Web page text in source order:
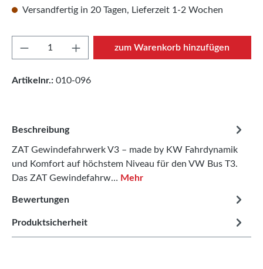
Versandfertig in 20 Tagen, Lieferzeit 1-2 Wochen
Produkt Anzahl: Gib den gewünschten
zum Warenkorb hinzufügen
Artikelnr.: 010-096
Beschreibung
ZAT Gewindefahrwerk V3 – made by KW Fahrdynamik
und Komfort auf höchstem Niveau für den VW Bus T3.
Das ZAT Gewindefahrw… Mehr
Bewertungen
Produktsicherheit